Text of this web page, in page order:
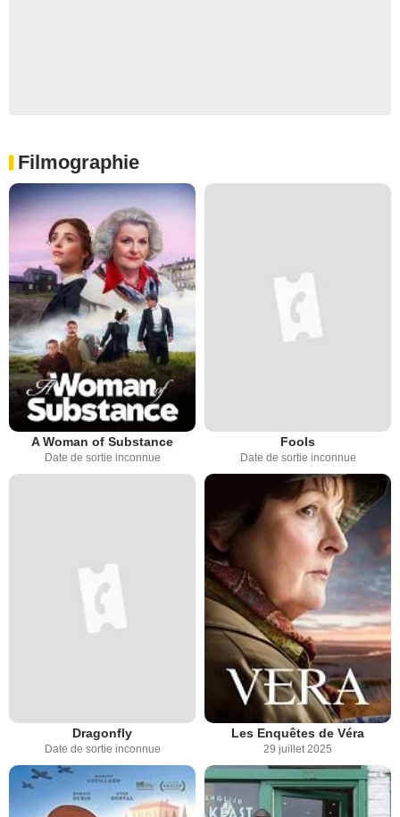
Filmographie
A Woman of Substance
Date de sortie inconnue
Fools
Date de sortie inconnue
Dragonfly
Date de sortie inconnue
Les Enquêtes de Véra
29 juillet 2025